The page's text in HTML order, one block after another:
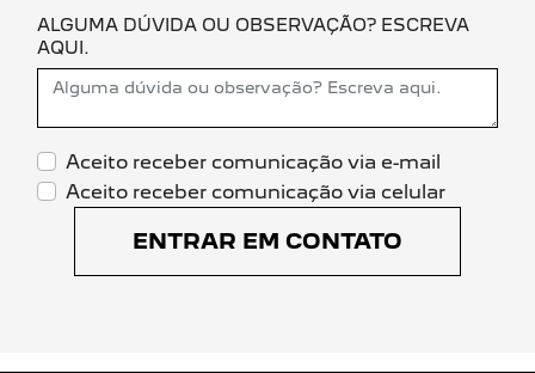
ALGUMA DÚVIDA OU OBSERVAÇÃO? ESCREVA
AQUI.
Aceito receber comunicação via e-mail
Aceito receber comunicação via celular
ENTRAR EM CONTATO